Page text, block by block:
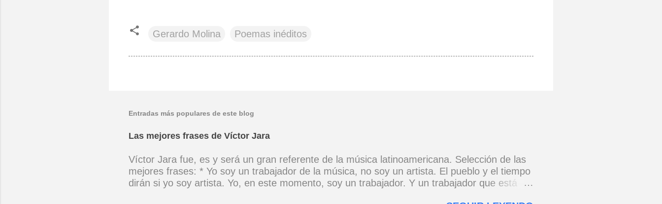
Gerardo Molina Poemas inéditos
Entradas más populares de este blog
Las mejores frases de Víctor Jara
Víctor Jara fue, es y será un gran referente de la música latinoamericana. Selección de las
mejores frases: * Yo soy un trabajador de la música, no soy un artista. El pueblo y el tiempo
dirán si yo soy artista. Yo, en este momento, soy un trabajador. Y un trabajador que está